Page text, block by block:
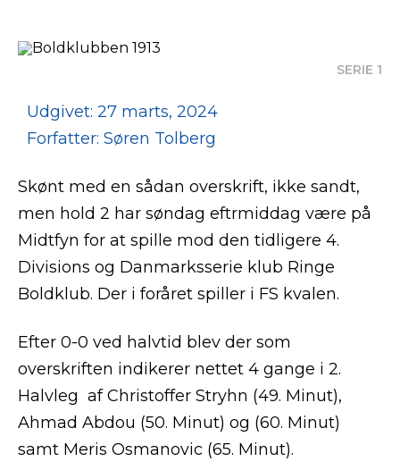
SERIE 1
Udgivet: 27 marts, 2024
Forfatter: Søren Tolberg
Skønt med en sådan overskrift, ikke sandt,
men hold 2 har søndag eftrmiddag være på
Midtfyn for at spille mod den tidligere 4.
Divisions og Danmarksserie klub Ringe
Boldklub. Der i foråret spiller i FS kvalen.
Efter 0-0 ved halvtid blev der som
overskriften indikerer nettet 4 gange i 2.
Halvleg af Christoffer Stryhn (49. Minut),
Ahmad Abdou (50. Minut) og (60. Minut)
samt Meris Osmanovic (65. Minut).